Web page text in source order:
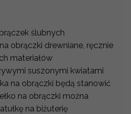
ślubnych
obrączki drewniane, ręcznie
materiałów
suszonymi kwiatami
na obrączki będą stanowić
na obrączki można
na biżuterię